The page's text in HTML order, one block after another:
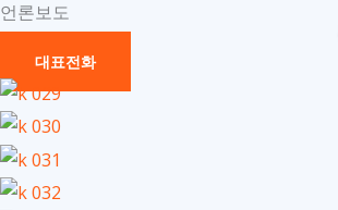
콘
츠
로
건
너
언론보도
대표전화